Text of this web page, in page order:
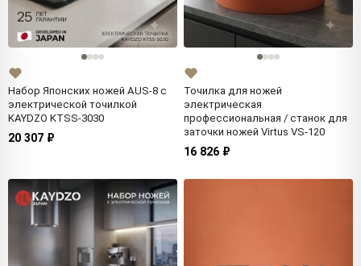
Набор Японских ножей AUS-8 с
электрической точилкой
KAYDZO KTSS-3030
20 307 ₽
Точилка для ножей
электрическая
профессиональная / станок для
заточки ножей Virtus VS-120
16 826 ₽